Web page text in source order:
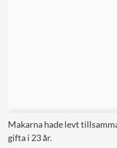
Makarna hade levt
gifta i 23 år.